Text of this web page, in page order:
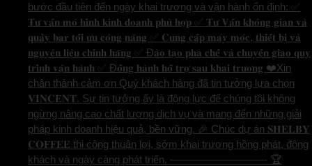
bước đầu tiên đến ngày khai trương và vận hành ổn định: ✅
𝐓𝐮̛ 𝐯𝐚̂́𝐧 𝐦𝐨̂ 𝐡𝐢̀𝐧𝐡 𝐤𝐢𝐧𝐡 𝐝𝐨𝐚𝐧𝐡 𝐩𝐡𝐮̀ 𝐡𝐨̛̣𝐩 ✅ 𝐓𝐮̛ 𝐕𝐚̂́𝐧 𝐤𝐡𝐨̂𝐧𝐠 𝐠𝐢𝐚𝐧 𝐯𝐚̀
𝐪𝐮𝐚̂̀𝐲 𝐛𝐚𝐫 𝐭𝐨̂́𝐢 𝐮̛𝐮 𝐜𝐨̂𝐧𝐠 𝐧𝐚̆𝐧𝐠 ✅ 𝐂𝐮𝐧𝐠 𝐜𝐚̂́𝐩 𝐦𝐚́𝐲 𝐦𝐨́𝐜, 𝐭𝐡𝐢𝐞̂́𝐭 𝐛𝐢̣ 𝐯𝐚̀
𝐧𝐠𝐮𝐲𝐞̂𝐧 𝐥𝐢𝐞̣̂𝐮 𝐜𝐡𝐢́𝐧𝐡 𝐡𝐚̃𝐧𝐠 ✅ Đ𝐚̀𝐨 𝐭𝐚̣𝐨 𝐩𝐡𝐚 𝐜𝐡𝐞̂́ 𝐯𝐚̀ 𝐜𝐡𝐮𝐲𝐞̂̉𝐧 𝐠𝐢𝐚𝐨 𝐪𝐮𝐲
𝐭𝐫𝐢̀𝐧𝐡 𝐯𝐚̣̂𝐧 𝐡𝐚̀𝐧𝐡 ✅ Đ𝐨̂̀𝐧𝐠 𝐡𝐚̀𝐧𝐡 𝐡𝐨̂̃ 𝐭𝐫𝐨̛̣ 𝐬𝐚𝐮 𝐤𝐡𝐚𝐢 𝐭𝐫𝐮̛𝐨̛𝐧𝐠 ❤️Xin
chân thành cảm ơn Quý khách hàng đã tin tưởng lựa chọn
𝐕𝐈𝐍𝐂𝐄𝐍𝐓. Sự tin tưởng ấy là động lực để chúng tôi không
ngừng nâng cao chất lượng dịch vụ và mang đến những giải
pháp kinh doanh hiệu quả, bền vững. 🎉 Chúc dự án 𝐒𝐇𝐄𝐋𝐁𝐘
𝐂𝐎𝐅𝐅𝐄𝐄 thi công thuận lợi, sớm khai trương hồng phát, đông
khách và ngày càng phát triển. —————————- 🏆